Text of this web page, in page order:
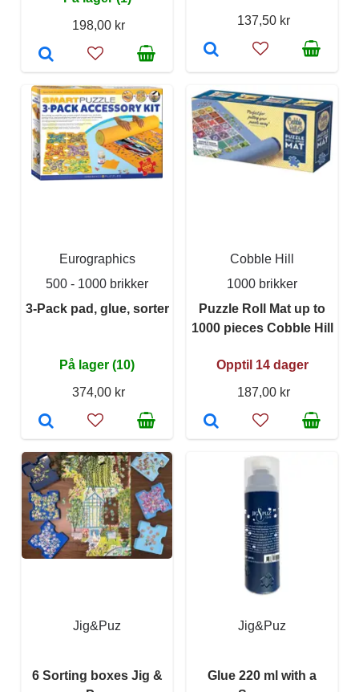
198,00 kr
137,50 kr
Eurographics
500 - 1000 brikker
3-Pack pad, glue, sorter
På lager (10)
374,00 kr
Cobble Hill
1000 brikker
Puzzle Roll Mat up to
1000 pieces Cobble Hill
Opptil 14 dager
187,00 kr
Jig&Puz
6 Sorting boxes Jig &
Jig&Puz
Glue 220 ml with a